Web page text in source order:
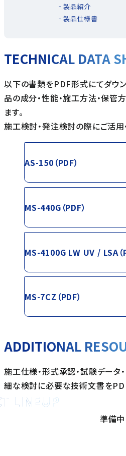
製品紹介
製品仕様書
TECHNICAL DATA
以下の書類をPDF形式にてダウ
品の成分・性能・施工方法・保管
ます。
施工検討・発注検討の際にご活用
AS-150（PDF）
MS-440G（PDF）
MS-4100G LW UV / LSA（
MS-7CZ（PDF）
ADDITIONAL
施工仕様・形式承認・試験データ
細な検討に必要な技術文書を
準備中
LINEUP